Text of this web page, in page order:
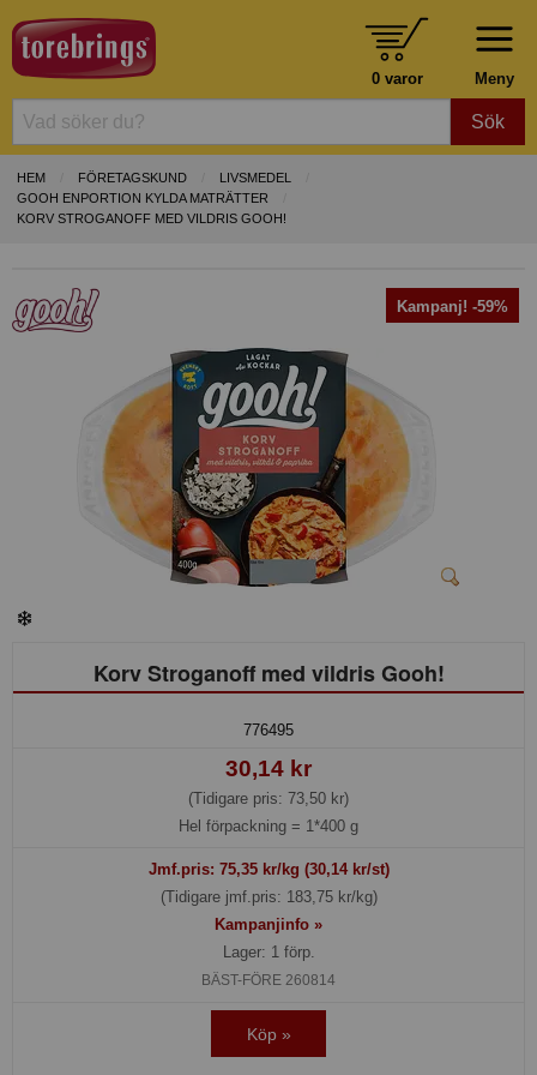
Meny
0 varor
Sök
HEM FÖRETAGSKUND
LIVSMEDEL
GOOH ENPORTION KYLDA MATRÄTTER
KORV STROGANOFF MED VILDRIS GOOH!
Kampanj! -59%
Korv Stroganoff med vildris Gooh!
776495
30,14 kr
(Tidigare pris: 73,50 kr)
Hel förpackning = 1*400 g
Jmf.pris: 75,35kr/kg (30,14 kr/st)
(Tidigare jmf.pris: 183,75 kr/kg)
Kampanjinfo »
Lager: 1 förp.
BÄST-FÖRE 260814
Köp »